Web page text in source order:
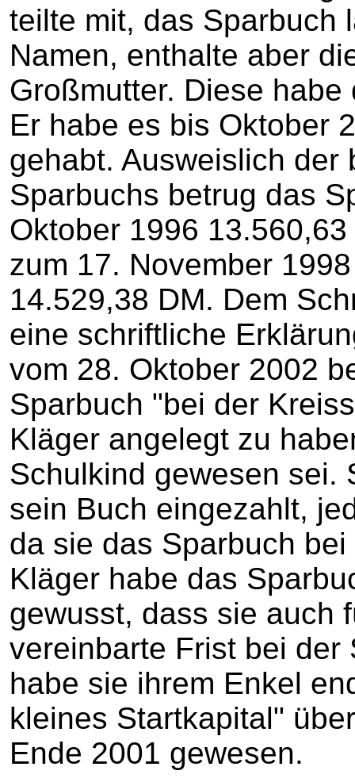
teilte mit, das Sparbuch
Namen, enthalte aber
Großmutter. Diese
Er habe es bis Oktober
gehabt. Ausweislich der
Sparbuchs betrug das
Oktober 1996
zum 17. November
14.529,38 DM. Dem
eine schriftliche
vom 28. Oktober 2002
Sparbuch "bei der
Kläger angelegt zu
Schulkind gewesen sei.
sein Buch eingezahlt,
da sie das Sparbuch
Kläger habe das
gewusst, dass sie auch
vereinbarte Frist bei
habe sie ihrem Enkel
kleines Startkapital"
Ende 2001 gewesen.